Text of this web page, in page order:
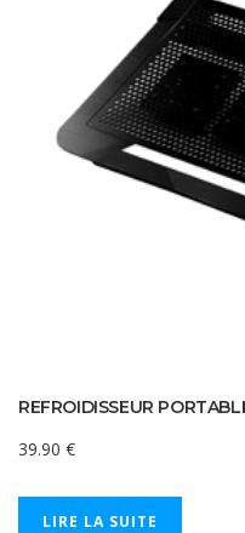
REFROIDISSEUR
39.90 €
LIRE LA SUITE